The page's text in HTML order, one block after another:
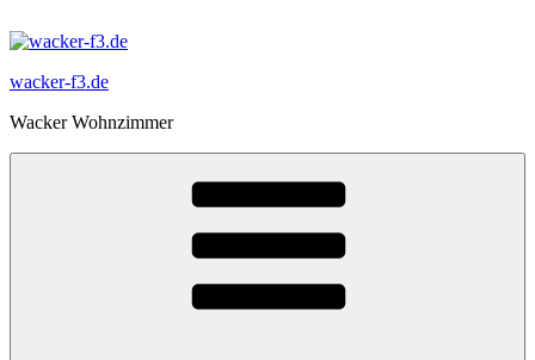
Inhalt
wacker-f3.de
Wacker Wohnzimmer